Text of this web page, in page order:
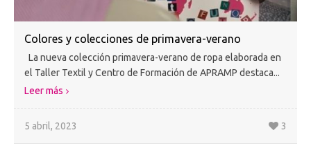
Colores y colecciones de primavera-verano
La nueva colección primavera-verano de ropa elaborada en
el Taller Textil y Centro de Formación de APRAMP destaca...
Leer más
5 abril, 2023 3